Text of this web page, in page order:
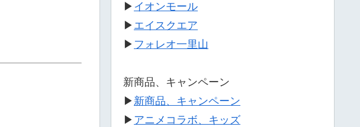
▶ イオンモール
▶ エイスクエア
▶ フォレオ一里山
新商品、キャンペーン
▶ 新商品、キャンペーン
▶ アニメコラボ、キッズ